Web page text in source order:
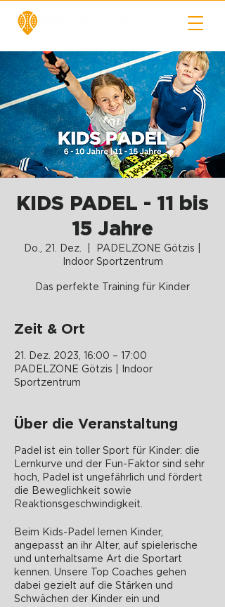
KIDS PADEL - 11 bis
15 Jahre
Do., 21. Dez.
PADELZONE Götzis |
Indoor Sportzentrum
Das perfekte Training für Kinder
Zeit & Ort
21. Dez. 2023, 16:00 – 17:00
PADELZONE Götzis | Indoor
Sportzentrum
Über die Veranstaltung
Padel ist ein toller Sport für Kinder: die
Lernkurve und der Fun-Faktor sind sehr
hoch, Padel ist ungefährlich und fördert
die Beweglichkeit sowie
Reaktionsgeschwindigkeit.
Beim Kids-Padel lernen Kinder,
angepasst an ihr Alter, auf spielerische
und unterhaltsame Art die Sportart
kennen. Unsere Top Coaches gehen
dabei gezielt auf die Stärken und
Schwächen der Kinder ein und